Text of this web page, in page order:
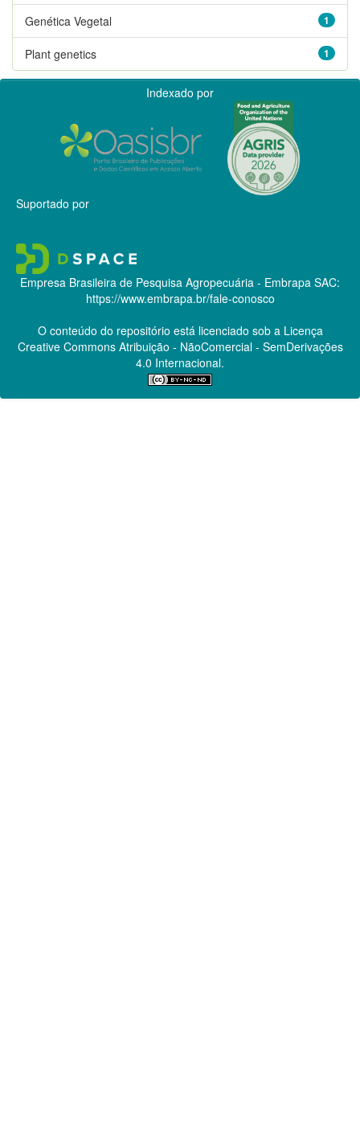
1
Genética Vegetal
1
Plant genetics
Indexado por
Suportado por
Empresa Brasileira de Pesquisa Agropecuária - Embrapa SAC:
https://www.embrapa.br/fale-conosco
O conteúdo do repositório está licenciado sob a Licença
Creative CommonsAtribuição - NãoComercial - SemDerivações
4.0 Internacional.